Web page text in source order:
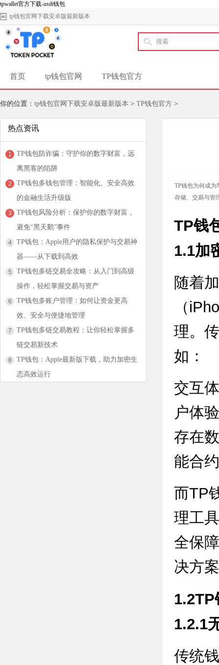
tpwallet官方下载-usdt钱包
tp钱包官网下载安卓版最新版本
首页 tp钱包官网 TP钱包官方
你的位置： tp钱包官网下载安卓版最新版本 > TP钱包官方 >
热点资讯
1
TP钱包防诈骗：守护你的数字财富，远
离黑客的陷阱
2
TP钱包多钱包管理：智能化、安全高效
的金融生活升级版
3
TP钱包风险分析：保护你的数字财富，
避免“黑天鹅”事件
4
TP钱包：Apple用户的隐私保护与交易神
器——从下载到高效
5
TP钱包多链交易全攻略：从入门到高级
操作，轻松掌握交易与资产
6
TP钱包多账户管理：如何让资金更高
效、安全与便捷地管理
7
TP钱包多链交易教程：让你轻松掌握多
链交易新技术
8
TP钱包：Apple最新版下载，助力加密生
态高效运行
TP钱包为何成为
存储、交易与管
TP钱
1.1加
随着
（
理。
如：
交互
户体
存在
能合
而TP
理工
全保
决方
1.2.1
传统